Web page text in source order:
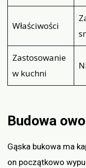
Właściwości
Zastosowanie
w kuchni
Budowa
Gąska bukowa ma
on początkowo